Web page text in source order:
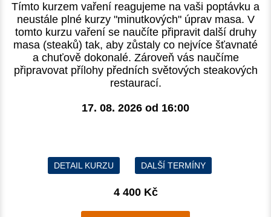
Tímto kurzem vaření reagujeme na vaši poptávku a
neustále plné kurzy "minutkových" úprav masa. V
tomto kurzu vaření se naučíte připravit další druhy
masa (steaků) tak, aby zůstaly co nejvíce šťavnaté
a chuťově dokonalé. Zároveň vás naučíme
připravovat přílohy předních světových steakových
restaurací.
17. 08. 2026 od 16:00
DETAIL KURZU DALŠÍ TERMÍNY
4 400 Kč